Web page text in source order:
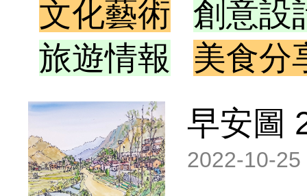
文化藝術
創意設
旅遊情報
美食分
早安圖
2022-10-25